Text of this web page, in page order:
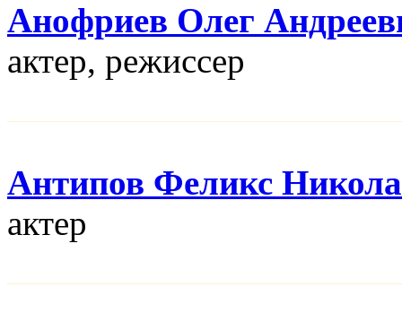
Анофриев Олег
актер, режисcер
Антипов Феликс
актер